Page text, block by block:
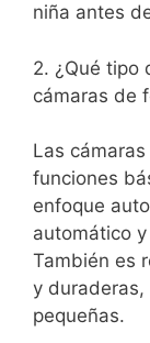
niña antes
2. ¿Qué ⁢tipo
cámaras de
Las
funciones
enfoque
automático
También es
y duraderas,⁢
pequeñas.